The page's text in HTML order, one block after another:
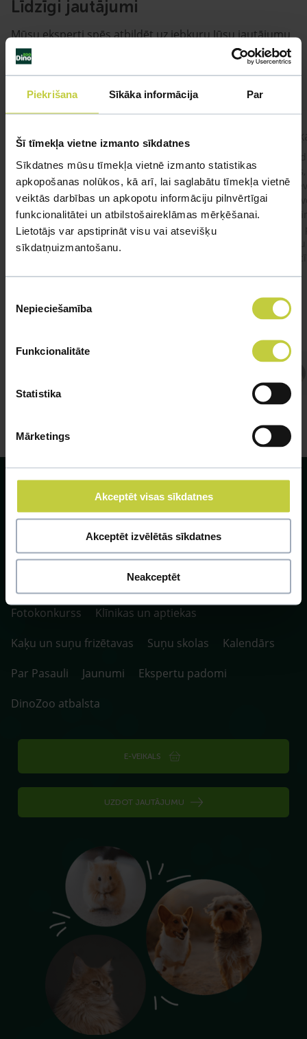
Piekrišana Sīkāka informācija Par
Šī tīmekļa vietne izmanto sīkdatnes
Sīkdatnes mūsu tīmekļa vietnē izmanto statistikas
apkopošanas nolūkos, kā arī, lai saglabātu tīmekļa vietnē
veiktās darbības un apkopotu informāciju pilnvērtīgai
funkcionalitātei un atbilstošaireklāmas mērķēšanai.
Lietotājs var apstiprināt visu vai atsevišķu
sīkdatņuizmantošanu.
izvēle
Nepieciešamība
Funkcionalitāte
Statistika
Mārketings
Akceptēt visas sīkdatnes
Akceptēt izvēlētās sīkdatnes
Neakceptēt
Līdzīgi jautājumi
Mūsu eksperti spēs atbildēt uz jebkuru Jūsu jautājumu
kaķis apēdis plēvi
garnelēm kārbiņās apakšā.Kādas sekas varētu
būt?Kā kaķis varētu reağēt...Ko darīt?
#kakis #apedis #plevi
SIA ZOO Centrs, LV40003622166,
Vienības gatve 109, Rīga, Latvija, LV-1058.
P. 10:00-20:00 / S.SV. 10:00-16:00
Fotokonkurss
Klīnikas un aptiekas
Kaķu un suņu frizētavas
Suņu skolas
Kalendārs
Par Pasauli
Jaunumi
Ekspertu padomi
DinoZoo atbalsta
E-VEIKALS
UZDOT JAUTĀJUMU